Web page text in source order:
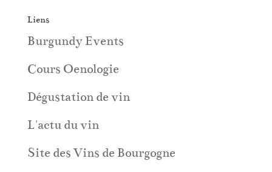
Liens
Burgundy Events
Cours Oenologie
Dégustation de vin
L'actu du vin
Site des Vins de Bourgogne